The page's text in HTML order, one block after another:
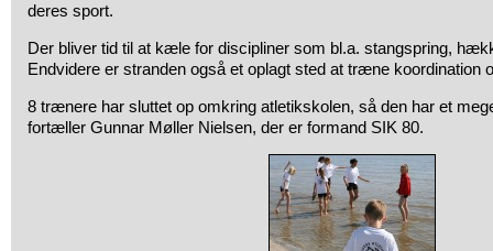
deres sport.
Der bliver tid til at kæle for discipliner som bl.a. stangspring,
Endvidere er stranden også et oplagt sted at træne koordination
8 trænere har sluttet op omkring atletikskolen, så den har et
fortæller Gunnar Møller Nielsen, der er formand SIK 80.